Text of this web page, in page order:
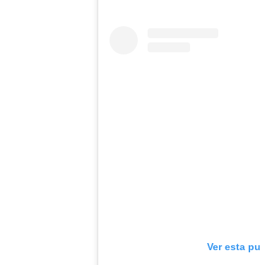
Ver esta